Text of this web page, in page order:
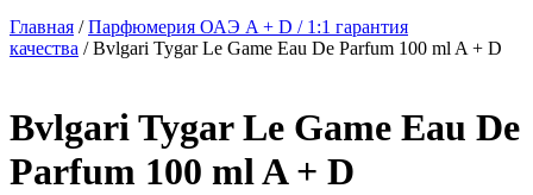
Главная /Парфюмерия ОАЭ A + D / 1:1 гарантия
качества / Bvlgari Tygar Le Game Eau De Parfum 100 ml A + D
Bvlgari Tygar Le Game Eau De
Parfum 100 ml A + D